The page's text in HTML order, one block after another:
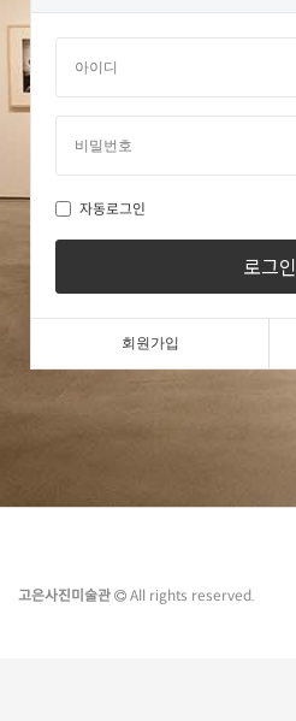
자동로그인
로그인
회원가입
고은사진미술관 All rights reserved.